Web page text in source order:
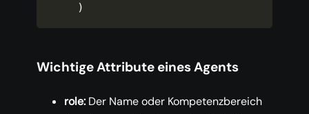
)
Wichtige Attribute eines Agents
role: Der Name oder Kompetenzbereich